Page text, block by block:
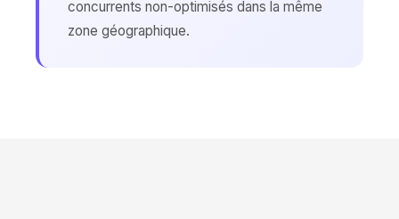
concurrents non-optimisés dans la même
zone géographique.